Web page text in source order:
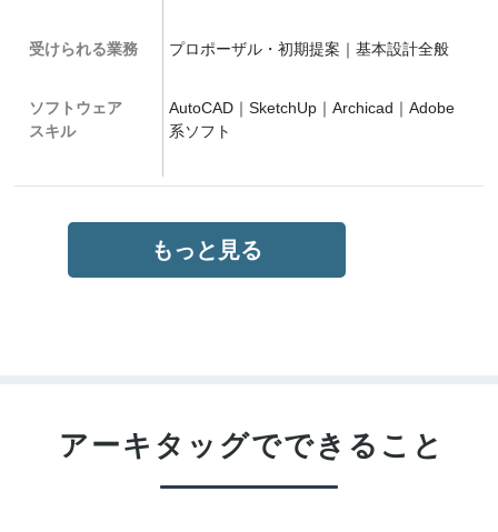
受けられる業務 プロポーザル・初期提案｜基本設計全般
ソフトウェア
スキル
AutoCAD｜SketchUp｜Archicad｜Adobe
系ソフト
もっと見る
アーキタッグでできること